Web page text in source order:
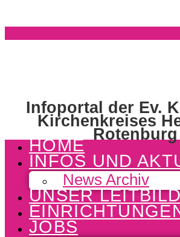
Infoportal der Ev.
Kirchenkreises
Rotenburg
HOME
INFOS UND
News Archiv
UNSER
JOBS